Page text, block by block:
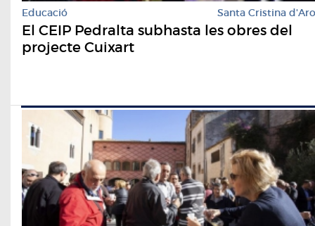
Educació Santa Cristina d'Aro
El CEIP Pedralta subhasta les obres del
projecte Cuixart